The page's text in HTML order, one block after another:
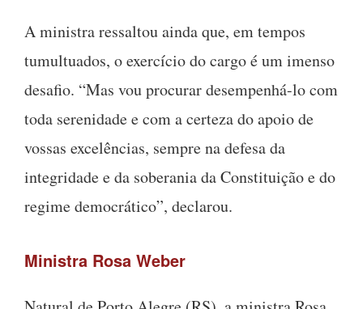
A ministra ressaltou ainda que, em tempos
tumultuados, o exercício do cargo é um imenso
desafio. “Mas vou procurar desempenhá-lo com
toda serenidade e com a certeza do apoio de
vossas excelências, sempre na defesa da
integridade e da soberania da Constituição e do
regime democrático”, declarou.
Ministra Rosa Weber